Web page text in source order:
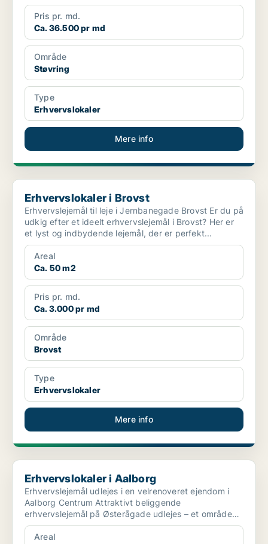
Pris pr. md.
Ca. 36.500 pr md
Område
Støvring
Type
Erhvervslokaler
Mere info
Erhvervslokaler i Brovst
Erhvervslokaler i Brovst
Erhvervslejemål til leje i Jernbanegade Brovst Er du på
udkig efter et ideelt erhvervslejemål i Brovst? Her er
et lyst og indbydende lejemål, der er perfekt...
Areal
Ca. 50 m2
Pris pr. md.
Ca. 3.000 pr md
Område
Brovst
Type
Erhvervslokaler
Mere info
Erhvervslokaler i Aalborg
Erhvervslokaler i Aalborg
Erhvervslejemål udlejes i en velrenoveret ejendom i
Aalborg Centrum Attraktivt beliggende
erhvervslejemål på Østerågade udlejes – et område
karakterise...
Areal